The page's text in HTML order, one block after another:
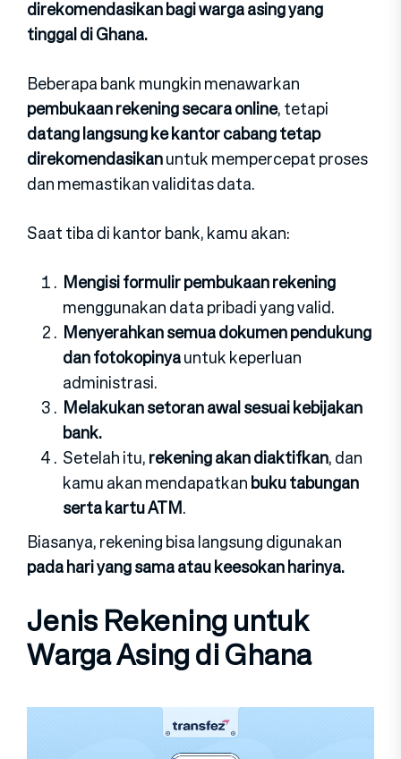
direkomendasikan bagi warga asing yang
tinggal di Ghana.
Beberapa bank mungkin menawarkan
pembukaan rekening secara online, tetapi
datang langsung ke kantor cabang tetap
direkomendasikanuntuk mempercepat proses
dan memastikan validitas data.
Saat tiba di kantor bank, kamu akan:
Mengisi formulir pembukaan rekening
menggunakan data pribadi yang valid.
Menyerahkan semua dokumen pendukung
dan fotokopinyauntuk keperluan
administrasi.
Melakukan setoran awal sesuai kebijakan
bank.
Setelah itu,rekening akan diaktifkan, dan
kamu akan mendapatkanbuku tabungan
serta kartu ATM.
Biasanya, rekening bisa langsung digunakan
pada hari yang sama atau keesokan harinya.
Jenis Rekening untuk
Warga Asing di Ghana